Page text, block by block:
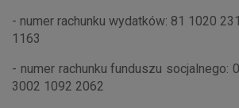
- numer rachunku wydatków: 81 1020
1163
- numer rachunku funduszu socjalnego:
3002 1092 2062